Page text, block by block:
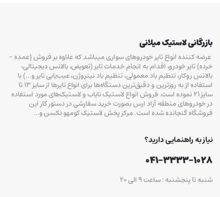
بازرگانی لاستیک میلانی
عرضه کننده انواع تایر خودروهای سواری میباشد که علاوه بر فروش (عمده –
خرده‌) تایر خودرو، اقدام به انجام خدمات تایر (تعویض، بالانس دیجیتالی،
بالانس روکار، تنظیم باد معمولی، تنظیم باد نیتروژن، عیب‌یابی تایر و…) با
استفاده از به روزترین و دقیق‌ترین دستگاه‌ها برای انواع تایرها از سایز ۱۳ تا
سایز ۲۱ نموده است. فروش انواع لاستیک‌ نایاب و لاستیک‌های مورد استفاده
در خودروهای منطقه آزاد ارس بصورت خرید سفارشی در دستور کار این
فروشگاه گنجانده شده است. مرکز پخش لاستیک کومهو نکسن و…
نیاز به راهنمایی دارید؟
۰۴۱-۳۳۳۳-۱۰۲۸
شنبه تا پنجشنبه : ساعت ۹ الی ۲۰